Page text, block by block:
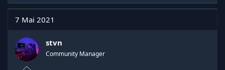
7 Mai 2021
stvn
Community Manager